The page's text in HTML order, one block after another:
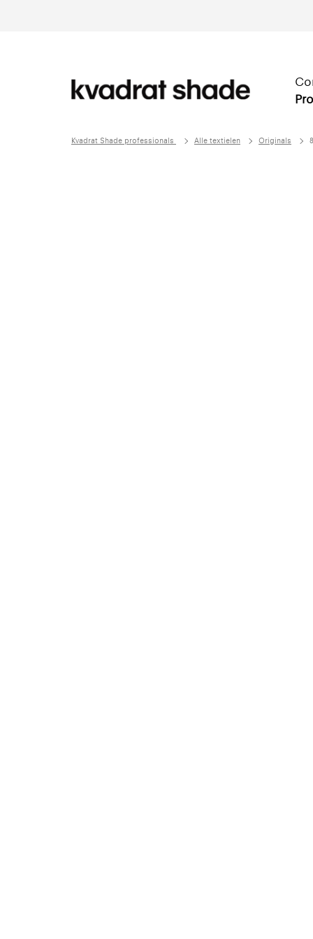
Kvadrat Shade professionals Alle textielen Originals